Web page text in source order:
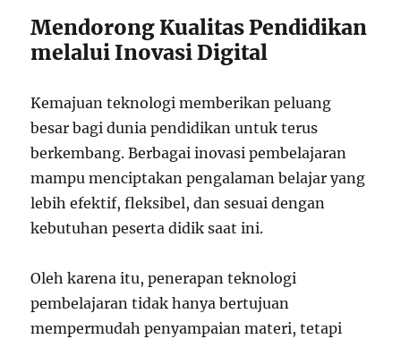
Mendorong Kualitas Pendidikan
melalui Inovasi Digital
Kemajuan teknologi memberikan peluang
besar bagi dunia pendidikan untuk terus
berkembang. Berbagai inovasi pembelajaran
mampu menciptakan pengalaman belajar yang
lebih efektif, fleksibel, dan sesuai dengan
kebutuhan peserta didik saat ini.
Oleh karena itu, penerapan teknologi
pembelajaran tidak hanya bertujuan
mempermudah penyampaian materi, tetapi